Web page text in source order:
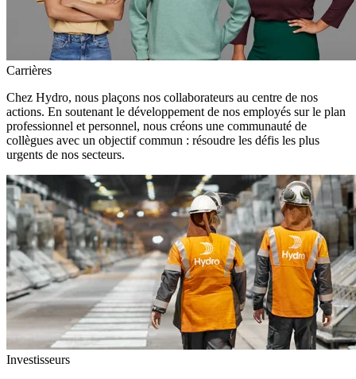
Carrières
Chez Hydro, nous plaçons nos collaborateurs au centre de nos
actions. En soutenant le développement de nos employés sur le plan
professionnel et personnel, nous créons une communauté de
collègues avec un objectif commun : résoudre les défis les plus
urgents de nos secteurs.
Investisseurs